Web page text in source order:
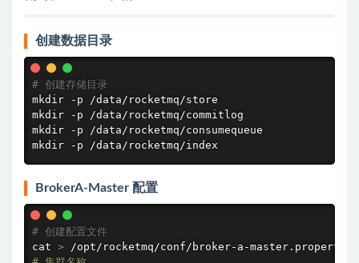
创建数据目录
# 创建存储目录
mkdir
mkdir
mkdir
mkdir -p /data/rocketmq/index
BrokerA-Master 配置
# 创建配置文件
cat > /opt/rocketmq/conf/broker-a-